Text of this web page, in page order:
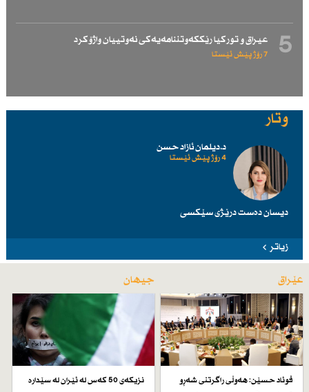
5 عیراق و توركیا رێككەوتننامەیەكی نەوتییان واژۆكرد
7 رۆژ پێش ئێستا
وتار
د.دیلمان ئازاد حسن
4 رۆژ پێش ئێستا
دیسان دەست درێژی سێكسی
زیاتر
عێراق
فوئاد حسێن: هەوڵی راگرتنی شەڕو
جیهان
نزیكەی 50 كەس لە ئێران لە سێدارە